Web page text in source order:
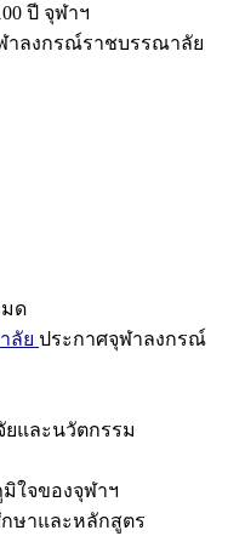
ปี จุฬาฯ
าลงกรณ์ราชบรรณาลัย
ด
ลัย ประกาศจุฬาลงกรณ์
ยและนวัตกรรม
ใจของจุฬาฯ
ษาและหลักสูตร